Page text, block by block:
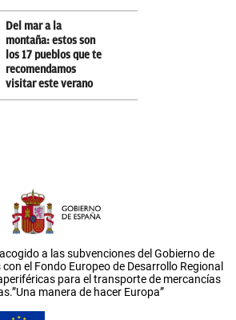
Del mar a la
montaña: estos son
los 17 pueblos que te
recomendamos
visitar este verano
a las subvenciones del Gobierno de
el Fondo Europeo de Desarrollo Regional
para el transporte de mercancías
manera de hacer Europa”